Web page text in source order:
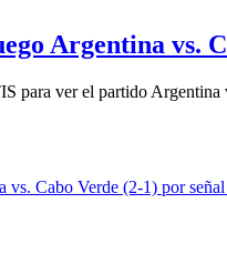
Argentina vs.
ver el partido Argentina